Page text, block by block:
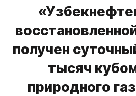
получен
тысяч
природного